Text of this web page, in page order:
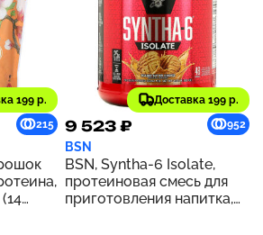
199 р.
215
Доставка 199 р.
9 523 ₽ 952
BSN
BSN, Syntha-6 Isolate,
протеиновая смесь для
приготовления напитка,